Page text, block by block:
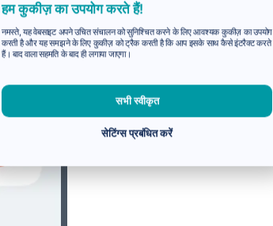
हम कुकीज़ का उपयोग करते हैं!
नमस्ते, यह वेबसाइट अपने उचित संचालन को सुनिश्चित करने के लिए आवश्यक कुकीज़ का उपयोग
करती है और यह समझने के लिए कुकीज़ को ट्रैक करती है कि आप इसके साथ कैसे इंटरैक्ट करते
हैं। बाद वाला सहमति के बाद ही लगाया जाएगा।
सभी स्वीकृत
सेटिंग्स प्रबंधित करें